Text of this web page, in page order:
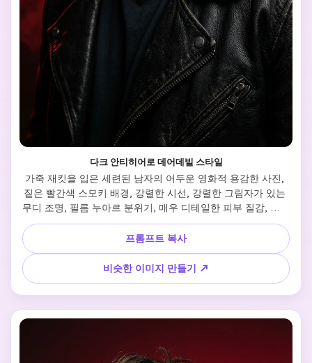
다크 안티히어로 데어데빌 스타일
가죽 재킷을 입은 세련된 남자의 어두운 영화적 용감한 사진,
짙은 빨간색 스모키 배경, 강렬한 시선, 강렬한 그림자가 있는
무디 조명, 필름 누아르 분위기, 매우 디테일한 피부 질감, 사실
적인 얼굴 이목구비, 영화적 인물 사진
프롬프트 복사
비슷한 이미지 만들기 ↗